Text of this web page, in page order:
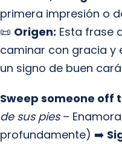
primera impresión o
📜 Origen: Esta frase
caminar con gracia y
un signo de buen
Sweep someone off
de sus pies–
profundamente) ➡️